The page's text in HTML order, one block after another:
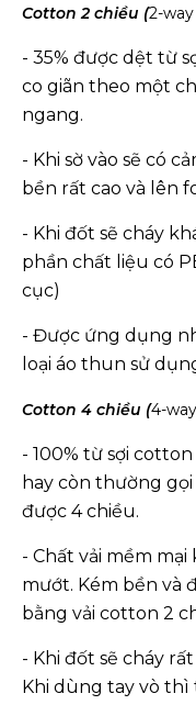
Cotton 2 chiều (2-
- 35% được dệt từ
co giãn theo một
ngang.
- Khi sờ vào sẽ có
bền rất cao và lên
- Khi đốt sẽ cháy
phần chất liệu có
cục)
- Được ứng dụng
loại áo thun sử
Cotton 4 chiều (4-
- 100% từ sợi
hay còn thường
được 4 chiều.
- Chất vải mềm mại
mướt. Kém bền và
bằng vải cotton 2
- Khi đốt sẽ cháy
Khi dùng tay vò thì